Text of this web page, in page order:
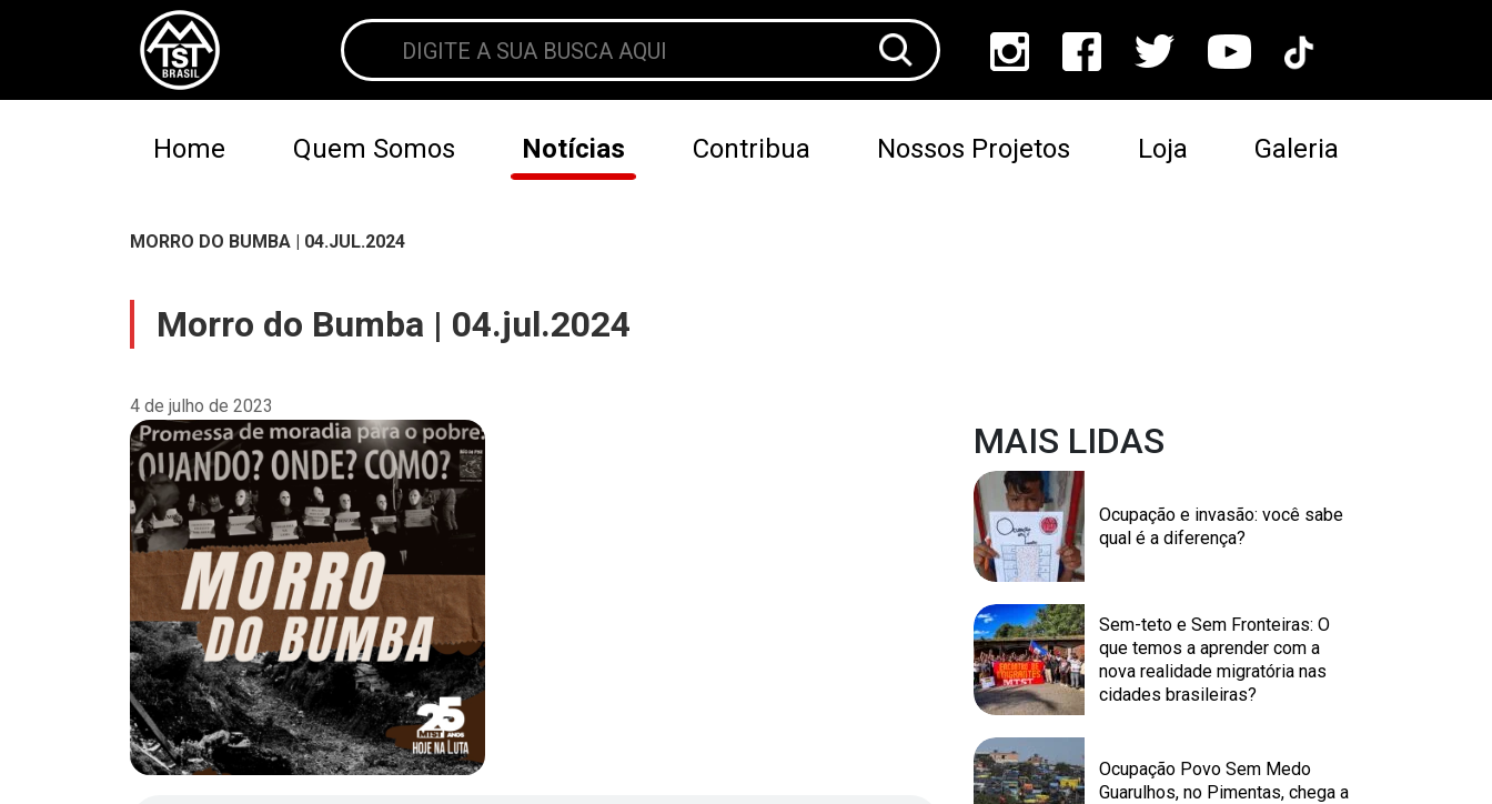
Home Quem Somos Notícias Contribua Nossos Projetos Loja Galeria
MORRO DO BUMBA | 04.JUL.2024
Morro do Bumba | 04.jul.2024
4 de julho de 2023
MAIS LIDAS
Ocupação e invasão: você sabe
qual é a diferença?
Sem-teto e Sem Fronteiras: O
que temos a aprender com a
nova realidade migratória nas
cidades brasileiras?
Ocupação Povo Sem Medo
Guarulhos, no Pimentas, chega a